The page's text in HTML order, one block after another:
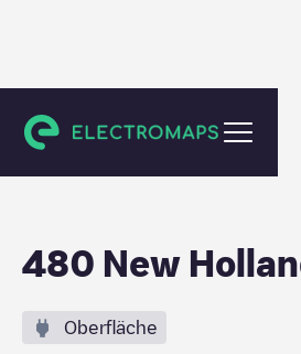
Lancaster
480 New
Oberfläche